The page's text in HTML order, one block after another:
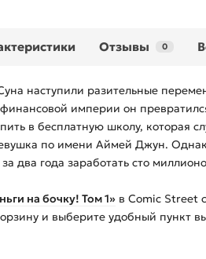
Отзывы 0
наступили разительные
империи он
в бесплатную школу, которая
по имени Аймей Джун.
два года заработать сто
на бочку! Том 1» в Comic Street
и выберите удобный пункт